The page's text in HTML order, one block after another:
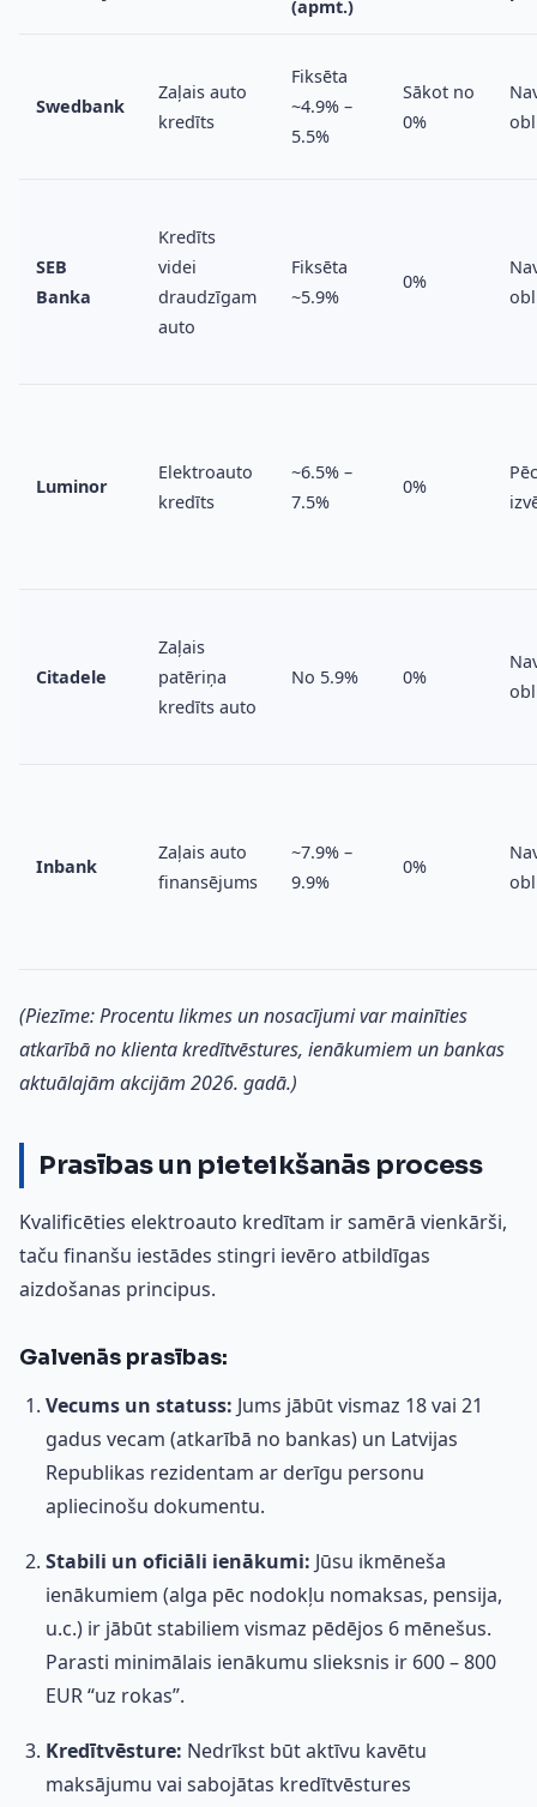
(apmt.)
Swedbank
Zaļais auto
kredīts
Fiksēta
~4.9% –
5.5%
Sākot no
0%
SEB
Banka
Kredīts
videi
draudzīgam
auto
Fiksēta
~5.9%
0%
Luminor
Elektroauto
kredīts
~6.5% –
7.5%
0%
Pēc
Citadele
Zaļais
patēriņa
kredīts auto
No 5.9% 0%
Inbank
Zaļais auto
finansējums
~7.9% –
9.9%
0%
(Piezīme: Procentu likmes un nosacījumi var mainīties
atkarībā no klienta kredītvēstures, ienākumiem un bankas
aktuālajām akcijām 2026. gadā.)
Prasības un pieteikšanās process
Kvalificēties elektroauto kredītam ir samērā vienkārši,
taču finanšu iestādes stingri ievēro atbildīgas
aizdošanas principus.
Galvenās prasības:
Vecums un statuss: Jums jābūt vismaz 18 vai 21
gadus vecam (atkarībā no bankas) un Latvijas
Republikas rezidentam ar derīgu personu
apliecinošu dokumentu.
Stabili un oficiāli ienākumi: Jūsu ikmēneša
ienākumiem (alga pēc nodokļu nomaksas, pensija,
u.c.) ir jābūt stabiliem vismaz pēdējos 6 mēnešus.
Parasti minimālais ienākumu slieksnis ir 600 – 800
EUR “uz rokas”.
Kredītvēsture: Nedrīkst būt aktīvu kavētu
maksājumu vai sabojātas kredītvēstures